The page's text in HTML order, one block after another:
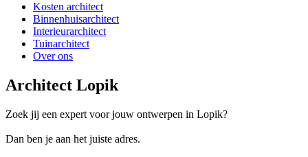
Kosten architect
Binnenhuisarchitect
Interieurarchitect
Tuinarchitect
Over ons
Architect Lopik
Zoek jij een expert voor jouw ontwerpen in Lopik?
Dan ben je aan het juiste adres.